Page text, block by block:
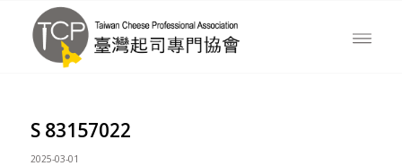
S 83157022
2025-03-01